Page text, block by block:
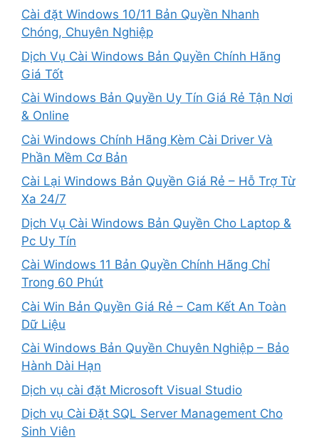
Cài đặt Windows 10/11 Bản Quyền Nhanh
Chóng, Chuyên Nghiệp
Dịch Vụ Cài Windows Bản Quyền Chính Hãng
Giá Tốt
Cài Windows Bản Quyền Uy Tín Giá Rẻ Tận Nơi
& Online
Cài Windows Chính Hãng Kèm Cài Driver Và
Phần Mềm Cơ Bản
Cài Lại Windows Bản Quyền Giá Rẻ – Hỗ Trợ Từ
Xa 24/7
Dịch Vụ Cài Windows Bản Quyền Cho Laptop &
Pc Uy Tín
Cài Windows 11 Bản Quyền Chính Hãng Chỉ
Trong 60 Phút
Cài Win Bản Quyền Giá Rẻ – Cam Kết An Toàn
Dữ Liệu
Cài Windows Bản Quyền Chuyên Nghiệp – Bảo
Hành Dài Hạn
Dịch vụ cài đặt Microsoft Visual Studio
Dịch vụ Cài Đặt SQL Server Management Cho
Sinh Viên